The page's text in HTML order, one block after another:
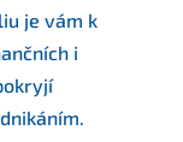
je vám k
i